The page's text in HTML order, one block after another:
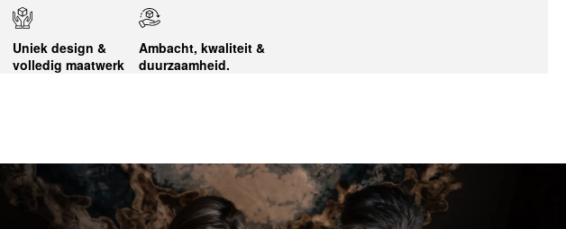
Uniek design &
volledig maatwerk
Ambacht, kwaliteit &
duurzaamheid.